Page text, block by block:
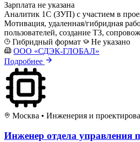
Зарплата не указана
Аналитик 1С (ЗУП) с участием в
Мотивация, удаленная/гибридная
пользователей, создание ТЗ,
Гибридный формат
Не указано
ООО «СДЭК-ГЛОБАЛ»
Подробнее
Москва • Инженерия и
Инженер отдела управления